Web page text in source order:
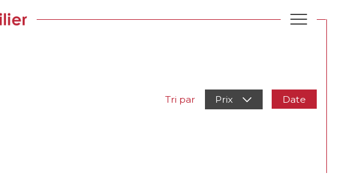
Critères supplémentaires
Tri par Prix Date